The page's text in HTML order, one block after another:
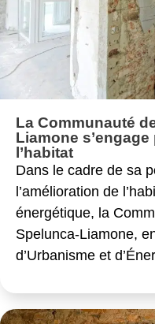
La Communauté
Liamone
l’habitat
Dans le cadre de sa
l’amélioration de
énergétique, la
Spelunca-Liamone,
d’Urbanisme et